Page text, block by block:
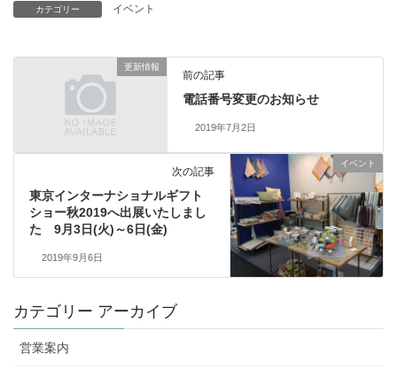
カテゴリー イベント
更新情報
前の記事
電話番号変更のお知らせ
2019年7月2日
イベント
次の記事
東京インターナショナルギフト
ショー秋2019へ出展いたしまし
た 9月3日(火)～6日(金)
2019年9月6日
カテゴリー アーカイブ
営業案内